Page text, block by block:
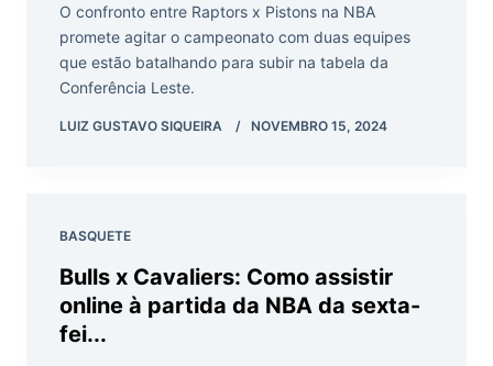
O confronto entre Raptors x Pistons na NBA
promete agitar o campeonato com duas equipes
que estão batalhando para subir na tabela da
Conferência Leste.
LUIZ GUSTAVO SIQUEIRA NOVEMBRO 15, 2024
BASQUETE
Bulls x Cavaliers: Como assistir
online à partida da NBA da sexta-
fei...